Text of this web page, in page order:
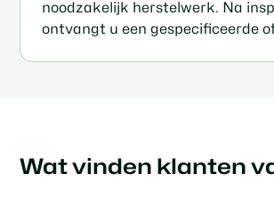
noodzakelijk herstelwerk. Na
ontvangt u een gespecificeerde
Wat vinden klanten